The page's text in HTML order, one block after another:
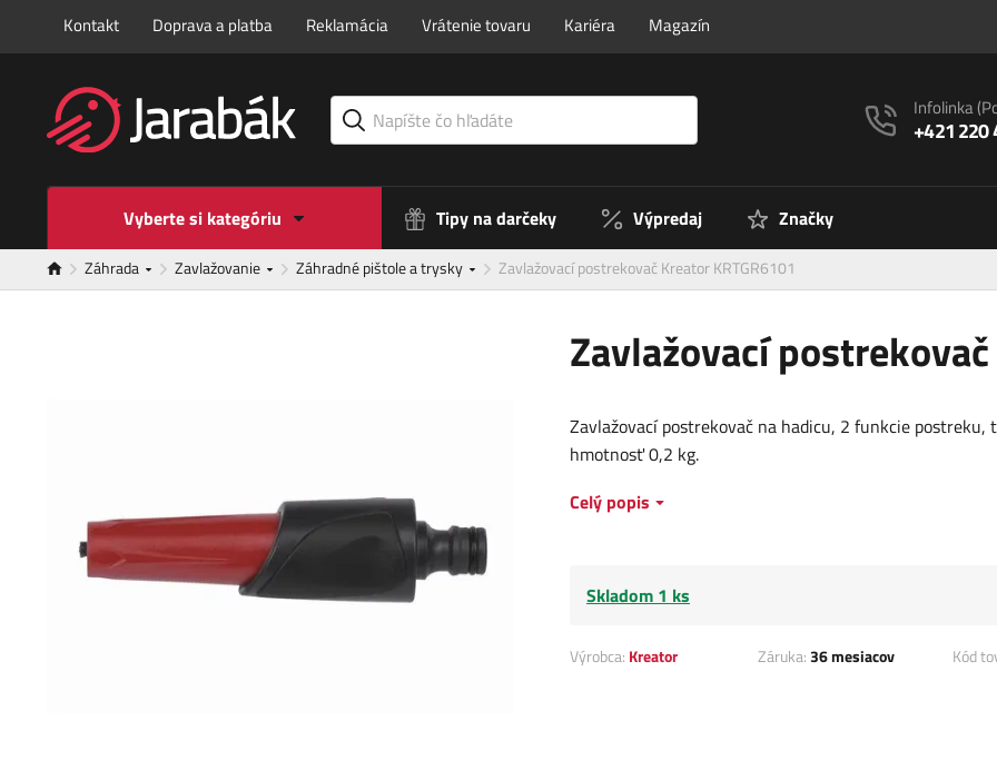
Kontakt Doprava a platba Reklamácia Vrátenie tovaru Kariéra Magazín
Infolinka
+421 220
Vyberte si kategóriu Tipy na darčeky Výpredaj Značky
Záhrada Zavlažovanie Záhradné pištole a trysky Zavlažovací postrekovač Kreator KRTGR6101
Zavlažovací
Zavlažovací postrekovač na hadicu, 2 funkcie postreku,
hmotnosť 0,2 kg.
Celý popis
Skladom 1 ks
Výrobca: Kreator Záruka:36 mesiacov Kód